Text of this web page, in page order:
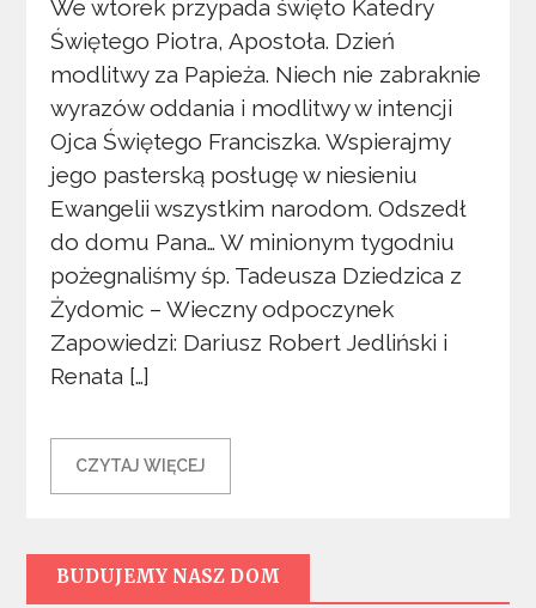
We wtorek przypada święto Katedry
Świętego Piotra, Apostoła. Dzień
modlitwy za Papieża. Niech nie zabraknie
wyrazów oddania i modlitwy w intencji
Ojca Świętego Franciszka. Wspierajmy
jego pasterską posługę w niesieniu
Ewangelii wszystkim narodom. Odszedł
do domu Pana… W minionym tygodniu
pożegnaliśmy śp. Tadeusza Dziedzica z
Żydomic – Wieczny odpoczynek
Zapowiedzi: Dariusz Robert Jedliński i
Renata […]
CZYTAJ WIĘCEJ
BUDUJEMY NASZ DOM